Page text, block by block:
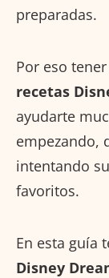
preparadas.
Por eso
recetas
ayudarte
empezando,
intentando
favoritos.
En esta guía
Disney